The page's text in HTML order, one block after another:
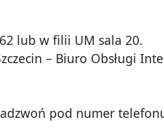
lub w filii UM sala 20.
– Biuro Obsługi
pod numer